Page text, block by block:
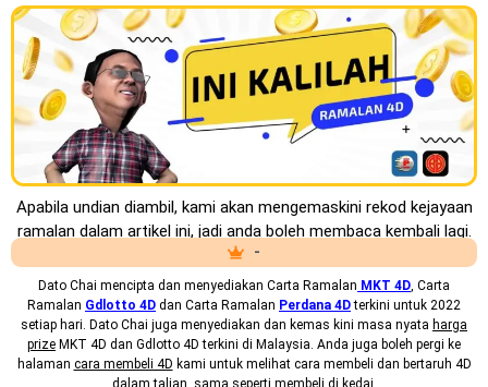
Apabila undian diambil, kami akan mengemaskini rekod kejayaan
ramalan dalam artikel ini, jadi anda boleh membaca kembali lagi.
-
Dato Chai mencipta dan menyediakan Carta Ramalan MKT 4D , Carta
Ramalan Gdlotto 4D dan Carta Ramalan Perdana 4Dterkini untuk 2022
setiap hari. Dato Chai juga menyediakan dan kemas kini masa nyata harga
prize MKT 4D dan Gdlotto 4D terkini di Malaysia. Anda juga boleh pergi ke
halaman cara membeli 4D kami untuk melihat cara membeli dan bertaruh 4D
dalam talian, sama seperti membeli di kedai.